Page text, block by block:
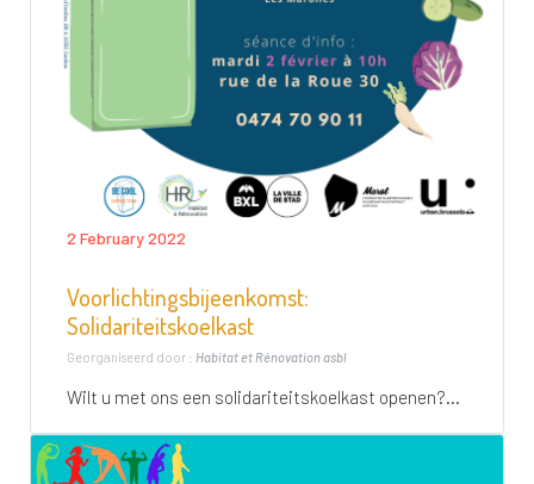
2 February 2022
Voorlichtingsbijeenkomst:
Solidariteitskoelkast
Georganiseerd door : Habitat et Rénovation asbl
Wilt u met ons een solidariteitskoelkast openen?...